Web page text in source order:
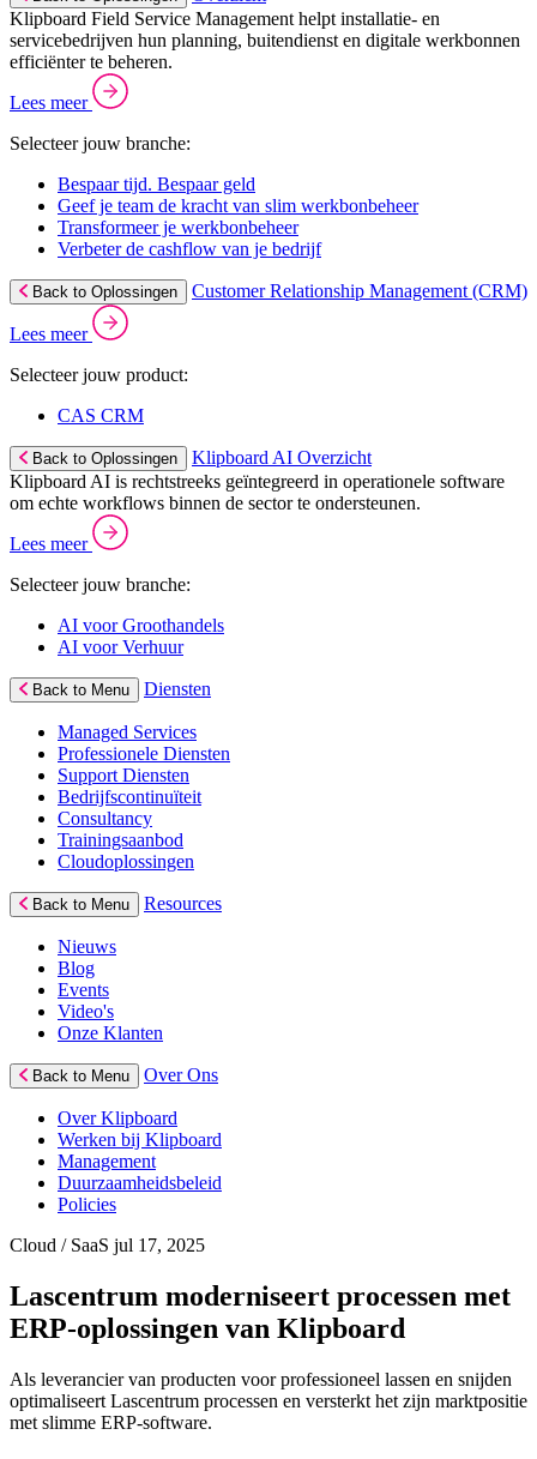
Klipboard Field Service Management helpt installatie- en
servicebedrijven hun planning, buitendienst en digitale werkbonnen
efficiënter te beheren.
Lees meer
Selecteer jouw branche:
Bespaar tijd. Bespaar geld
Geef je team de kracht van slim werkbonbeheer
Transformeer je werkbonbeheer
Verbeter de cashflow van je bedrijf
Back to Oplossingen Customer Relationship Management (CRM)
Lees meer
Selecteer jouw product:
CAS CRM
Back to Oplossingen
Klipboard AI Overzicht
Klipboard AI is rechtstreeks geïntegreerd in operationele software
om echte workflows binnen de sector te ondersteunen.
Lees meer
Selecteer jouw branche:
AI voor Groothandels
AI voor Verhuur
Back to Menu Diensten
Managed Services
Professionele Diensten
Support Diensten
Bedrijfscontinuïteit
Consultancy
Trainingsaanbod
Cloudoplossingen
Back to Menu Resources
Nieuws
Blog
Events
Video's
Onze Klanten
Back to Menu Over Ons
Over Klipboard
Werken bij Klipboard
Management
Duurzaamheidsbeleid
Policies
Cloud / SaaS jul 17, 2025
Lascentrum moderniseert processen met
ERP-oplossingen van Klipboard
Als leverancier van producten voor professioneel lassen en snijden
optimaliseert Lascentrum processen en versterkt het zijn marktpositie
met slimme ERP-software.